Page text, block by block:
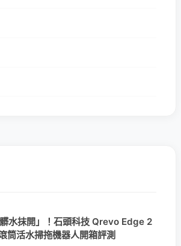
水抹開」！石頭科技 Qrevo Edge 2
筒活水掃拖機器人開箱評測